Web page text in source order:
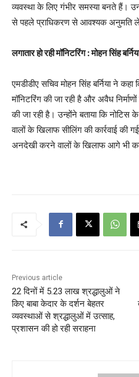
व्यवस्था के लिए गंभीर समस्या बनते हैं।
से पहले प्राधिकरण से आवश्यक अनुमति
लगातार हो रही मॉनिटरिंग : मोहन सिंह
एमडीडीए सचिव मोहन सिंह बर्निया ने कहा
मॉनिटरिंग की जा रही है और अवैध निर्माणों
की जा रही है। उन्होंने बताया कि
वालों के खिलाफ सीलिंग की कार्रवाई की
अनदेखी करने वालों के खिलाफ आगे भी
Previous article
22 दिनों में 5.23 लाख श्रद्धालुओं ने
किए बाबा केदार के दर्शन बेहतर
व्यवस्थाओं से श्रद्धालुओं में उत्साह,
प्रशासन की हो रही सराहना